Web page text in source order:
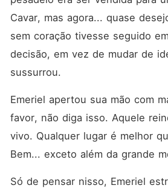
Cavar, mas agora... quase
sem coração tivesse seguido
decisão, em vez de mudar de
sussurrou.
Emeriel apertou sua mão com
favor, não diga isso. Aquele
vivo. Qualquer lugar é melhor
Bem... exceto além da grande
Só de pensar nisso, Emeriel